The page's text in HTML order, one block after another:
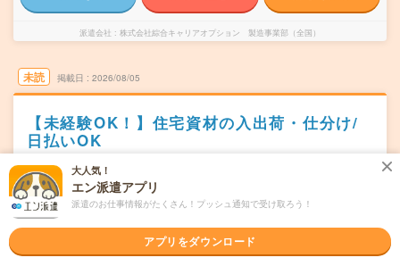
派遣会社 株式会社綜合キャリアオプション 製造事業部（全国）
未読 掲載日 2026/08/05
【未経験OK！】住宅資材の入出荷・仕分け/
日払いOK
職種未経験OK
WEB登録OK 派遣
勤務地
一ノ関駅から車10分
大人気！
エン派遣アプリ
派遣のお仕事情報がたくさん！プッシュ通知で受け取ろう！
アプリをダウンロード